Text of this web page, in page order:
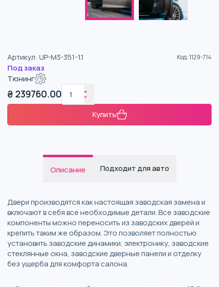
Артикул: UP-M3-351-1.1 Код:1129-714
Под заказ
Тюнинг
₴ 239760.00
Купить
Описание Подходит для авто
Двери производятся как настоящая заводская замена и
включают в себя все необходимые детали. Все заводские
компоненты можно переносить из заводских дверей и
крепить таким же образом. Это позволяет полностью
установить заводские динамики, электронику, заводские
стеклянные окна, заводские дверные панели и отделку
без ущерба для комфорта салона.